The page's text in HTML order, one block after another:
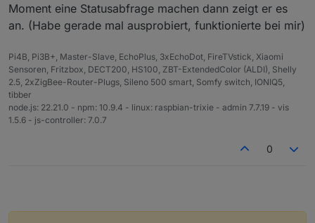
Moment eine Statusabfrage machen dann zeigt er es
an. (Habe gerade mal ausprobiert, funktionierte bei mir)
Pi4B, Pi3B+, Master-Slave, EchoPlus, 3xEchoDot, FireTVstick, Xiaomi
Sensoren, Fritzbox, DECT200, HS100, ZBT-ExtendedColor (ALDI), Shelly
2.5, 2xZigBee-Router-Plugs, Sileno 500 smart, Somfy switch, IONIQ5,
tibber
node.js: 22.21.0 - npm: 10.9.4 - linux: raspbian-trixie - admin 7.7.19 - vis
1.5.6 - js-controller: 7.0.7
0